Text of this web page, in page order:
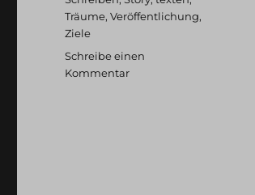
Träume,Veröffentlichung,
Ziele
Schreibe einen
Kommentarzu